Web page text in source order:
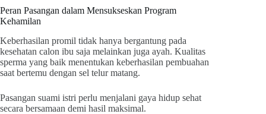
Peran Pasangan dalam Mensukseskan Program
Kehamilan
Keberhasilan promil tidak hanya bergantung pada
kesehatan calon ibu saja melainkan juga ayah. Kualitas
sperma yang baik menentukan keberhasilan pembuahan
saat bertemu dengan sel telur matang.
Pasangan suami istri perlu menjalani gaya hidup sehat
secara bersamaan demi hasil maksimal.